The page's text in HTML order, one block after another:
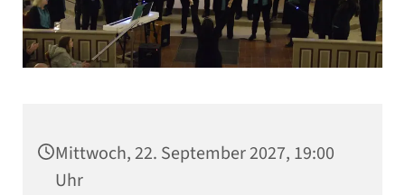
Mittwoch, 22. September 2027, 19:00
Uhr